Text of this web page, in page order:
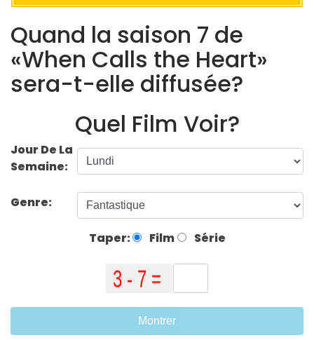
Quand la saison 7 de
«When Calls the Heart»
sera-t-elle diffusée?
Quel Film Voir?
Jour De La
Semaine:
Genre:
Taper: Film Série
Montrer